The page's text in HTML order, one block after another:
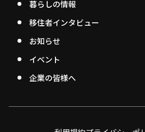
暮らしの情報
移住者インタビュー
お知らせ
イベント
企業の皆様へ